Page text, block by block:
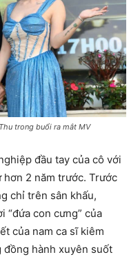
trong buổi ra mắt MV
đầu tay của cô với
hơn 2 năm trước. Trước
chỉ trên sân khấu,
“đứa con cưng” của
của nam ca sĩ kiêm
đồng hành xuyên suốt